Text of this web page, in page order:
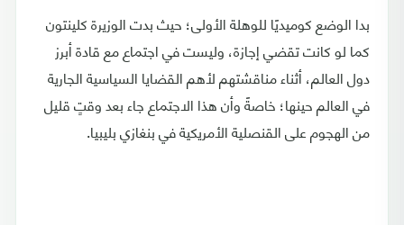
بدا الوضع كوميديًا للوهلة الأولى؛ حيث بدت الوزيرة كلينتون
كما لو كانت تقضي إجازة، وليست في اجتماع مع قادة أبرز
دول العالم، أثناء مناقشتهم لأهم القضايا السياسية الجارية
في العالم حينها؛ خاصةً وأن هذا الاجتماع جاء بعد وقتٍ قليل
من الهجوم على القنصلية الأمريكية في بنغازي بليبيا.